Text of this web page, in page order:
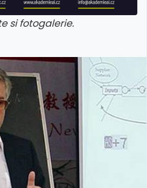
si fotogalerie.